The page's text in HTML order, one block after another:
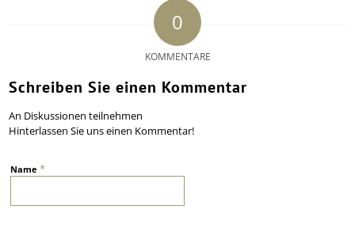
0
KOMMENTARE
Schreiben Sie einen Kommentar
An Diskussionen teilnehmen
Hinterlassen Sie uns einen Kommentar!
Name*